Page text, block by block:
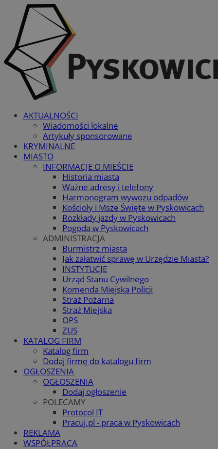
AKTUALNOŚCI
Wiadomości lokalne
Artykuły sponsorowane
KRYMINALNE
MIASTO
INFORMACJE O MIEŚCIE
Historia miasta
Ważne adresy i telefony
Harmonogram wywozu odpadów
Kościoły i Msze Święte w Pyskowicach
Rozkłady jazdy w Pyskowicach
Pogoda w Pyskowicach
ADMINISTRACJA
Burmistrz miasta
Jak załatwić sprawę w Urzędzie Miasta?
INSTYTUCJE
Urząd Stanu Cywilnego
Komenda Miejska Policji
Straż Pożarna
Straż Miejska
OPS
ZUS
KATALOG FIRM
Katalog firm
Dodaj firmę do katalogu firm
OGŁOSZENIA
OGŁOSZENIA
Dodaj ogłoszenie
POLECAMY
Protocol IT
Pracuj.pl - praca w Pyskowicach
REKLAMA
WSPÓŁPRACA